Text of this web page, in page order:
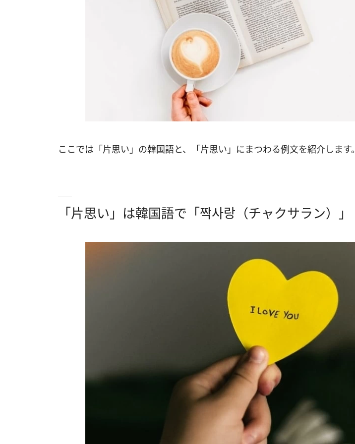
ここでは「片思い」の韓国語と、「片思い」にまつわる例文を紹介します。
「片思い」は韓国語で「짝사랑（チャクサラン）」